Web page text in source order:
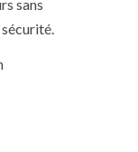
sans